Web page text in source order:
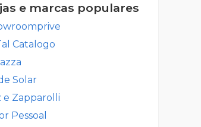
e marcas populares
Catalogo
Solar
e Zapparolli
Pessoal